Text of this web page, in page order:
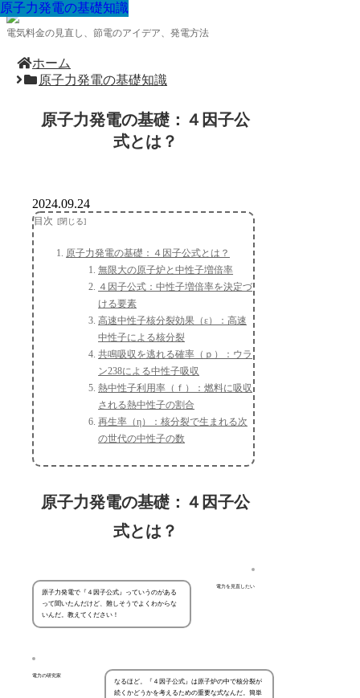
電気料金の見直し、節電のアイデア、発電方法
ホーム
原子力発電の基礎知識
原子力発電の基礎：４因子公
式とは？
原子力発電の基礎知識
2024.09.24
目次
原子力発電の基礎：４因子公式とは？
無限大の原子炉と中性子増倍率
４因子公式：中性子増倍率を決定づ
ける要素
高速中性子核分裂効果（ε）：高速
中性子による核分裂
共鳴吸収を逃れる確率（ｐ）：ウラ
ン238による中性子吸収
熱中性子利用率（ｆ）：燃料に吸収
される熱中性子の割合
再生率（η）：核分裂で生まれる次
の世代の中性子の数
原子力発電の基礎：４因子公
式とは？
電力を見直したい
原子力発電で『４因子公式』っていうのがある
って聞いたんだけど、難しそうでよくわからな
いんだ。教えてください！
電力の研究家
なるほど。『４因子公式』は原子炉の中で核分裂が
続くかどうかを考えるための重要な式なんだ。簡単
原子力発電の基礎知識
原子力発電の基礎知識
原子力発電の基礎知識
原子力発電の基礎知識
原子力発電の基礎知識
原子力発電の基礎知識
原子力発電の基礎知識
原子力発電の基礎知識